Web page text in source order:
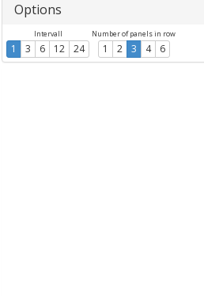
Options
Intervall
1 3 6 12 24
Number of panels in row
1 2 3 4 6